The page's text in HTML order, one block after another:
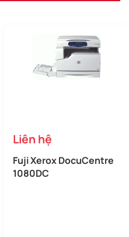
Liên hệ
Fuji Xerox DocuCentre
1080DC